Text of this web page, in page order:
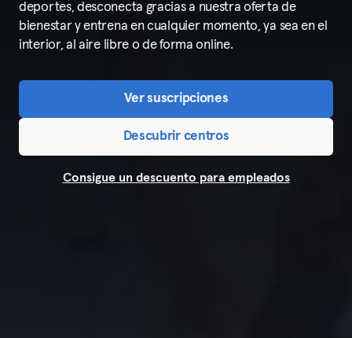
deportes, desconecta gracias a nuestra oferta de
bienestar y entrena en cualquier momento, ya sea en el
interior, al aire libre o de forma online.
Ver suscripciones
Descubrir centros
Consigue un descuento para empleados